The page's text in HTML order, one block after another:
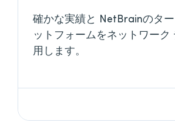
確かな実績と NetBrainのタ
ットフォームをネットワーク
用します。